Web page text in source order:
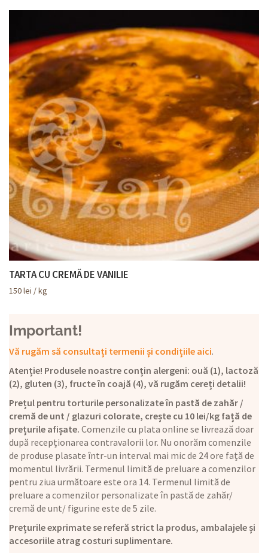
TARTA CU CREMĂ DE VANILIE
150lei / kg
Important!
Vă rugăm să consultați termenii și condițiile aici.
Atenție! Produsele noastre conțin alergeni: ouă (1), lactoză
(2), gluten (3), fructe în coajă (4), vă rugăm cereți detalii!
Prețul pentru torturile personalizate în pastă de zahăr /
cremă de unt / glazuri colorate, crește cu 10 lei/kg față de
prețurile afișate. Comenzile cu plata online se livrează doar
după recepționarea contravalorii lor. Nu onorăm comenzile
de produse plasate într-un interval mai mic de 24 ore față de
momentul livrării. Termenul limită de preluare a comenzilor
pentru ziua următoare este ora 14. Termenul limită de
preluare a comenzilor personalizate în pastă de zahăr/
cremă de unt/ figurine este de 5 zile.
Prețurile exprimate se referă strict la produs, ambalajele și
accesoriile atrag costuri suplimentare.